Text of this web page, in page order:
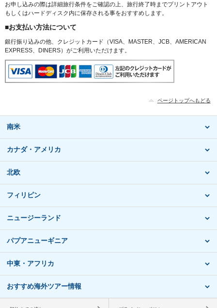
お申し込みの際は詳細旅行条件をご確認の上、旅行終了時までプリントアウト
もしくはハードディスク内に保存される事をおすすめします。
■お支払い方法について
銀行振り込みの他、クレジットカード（VISA、MASTER、JCB、AMERICAN
EXPRESS、DINERS）がご利用いただけます。
ページトップへもどる
南米
カナダ・アメリカ
北欧
フィリピン
ニュージーランド
パプアニューギニア
中東・アフリカ
おすすめ海外ツアー情報